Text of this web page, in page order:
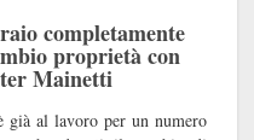
completamente
proprietà con
Mainetti
già al lavoro per un numero